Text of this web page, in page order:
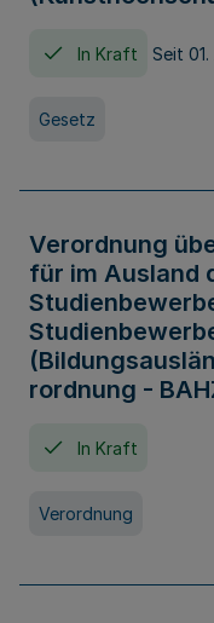
In Kraft Seit
Gesetz
Verordnung
für im Ausland
rordnung -
In Kraft
Verordnung